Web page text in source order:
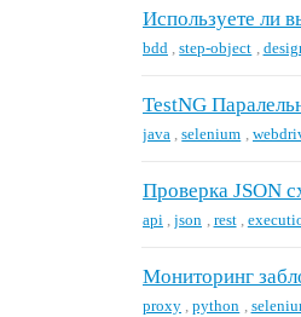
Используете ли
bdd ,step-object ,
TestNG
java ,selenium ,
Проверка JSON
api ,json , rest ,
Мониторинг
proxy ,python ,